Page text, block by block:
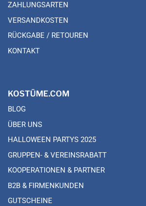
ZAHLUNGSARTEN
VERSANDKOSTEN
RÜCKGABE / RETOUREN
KONTAKT
KOSTÜME.COM
BLOG
ÜBER UNS
HALLOWEEN PARTYS 2025
GRUPPEN- & VEREINSRABATT
KOOPERATIONEN & PARTNER
B2B & FIRMENKUNDEN
GUTSCHEINE